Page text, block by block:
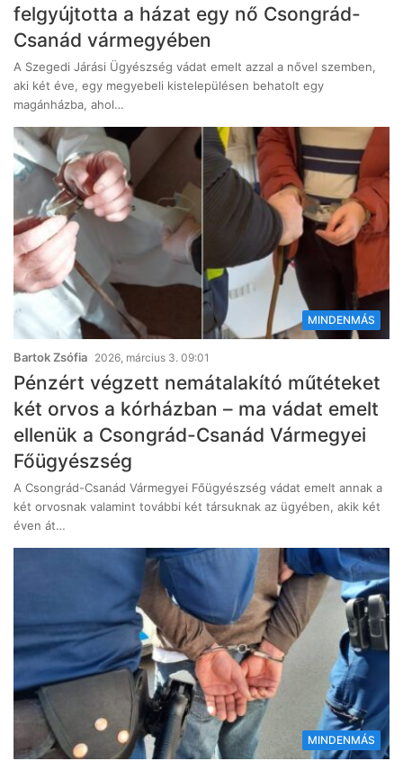
felgyújtotta a házat egy nő Csongrád-
Csanád vármegyében
A Szegedi Járási Ügyészség vádat emelt azzal a nővel szemben,
aki két éve, egy megyebeli kistelepülésen behatolt egy
magánházba, ahol…
MINDENMÁS
Bartok Zsófia 2026, március 3. 09:01
Pénzért végzett nemátalakító műtéteket
két orvos a kórházban – ma vádat emelt
ellenük a Csongrád-Csanád Vármegyei
Főügyészség
A Csongrád-Csanád Vármegyei Főügyészség vádat emelt annak a
két orvosnak valamint további két társuknak az ügyében, akik két
éven át…
MINDENMÁS